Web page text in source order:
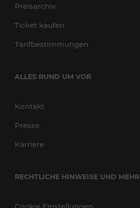
Preisarchiv
Ticket kaufen
Tarifbestimmungen
ALLES RUND UM VOR
Kontakt
Presse
Karriere
RECHTLICHE HINWEISE UND MEHR